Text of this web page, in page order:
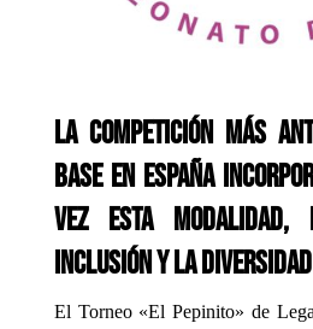
La competición más
base en España
vez esta modalidad,
inclusión y la
El Torneo «El Pepinito» de